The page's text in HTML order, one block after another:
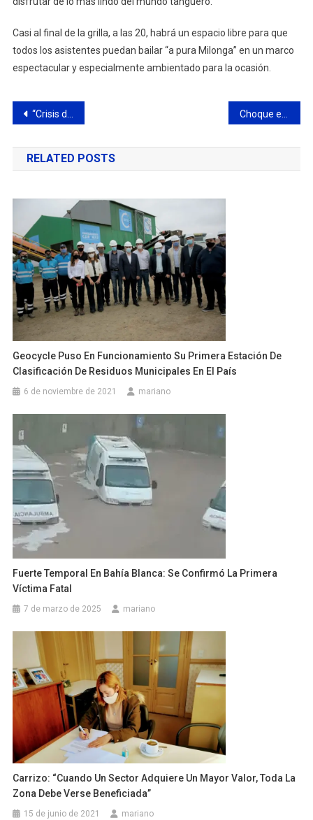
Casi al final de la grilla, a las 20, habrá un espacio libre para que
todos los asistentes puedan bailar “a pura Milonga” en un marco
espectacular y especialmente ambientado para la ocasión.
Navegación
de
entradas
“Crisis del régimen municipal bonaerense” por Luis Gotte Choque entre auto y moto en el puente de Av. Alfonsín
RELATED POSTS
Geocycle Puso En Funcionamiento Su Primera Estación De
Clasificación De Residuos Municipales En El País
6 de noviembre de 2021 mariano
Fuerte Temporal En Bahía Blanca: Se Confirmó La Primera
Víctima Fatal
7 de marzo de 2025 mariano
Carrizo: “cuando Un Sector Adquiere Un Mayor Valor, Toda La
Zona Debe Verse Beneficiada”
15 de junio de 2021 mariano